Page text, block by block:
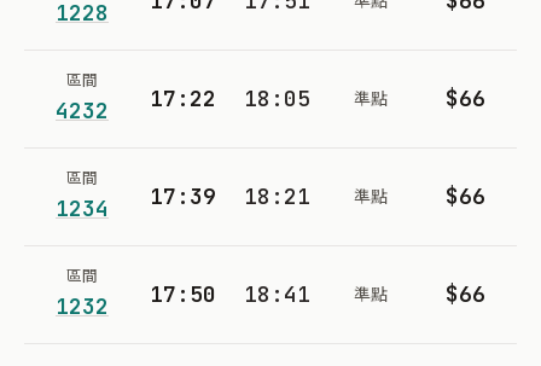
1228
區間
4232 17:22 18:05 準點 $66
區間
1234 17:39 18:21 準點 $66
區間
1232 17:50 18:41 準點 $66